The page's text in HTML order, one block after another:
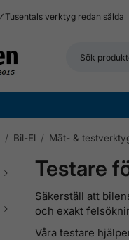
Tusentals verktyg redan sålda
/ Bil-El / Mät- &
Testare
Säkerställ att
och exakt
Våra testare